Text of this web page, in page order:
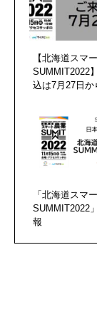
【北海道スマ
SUMMIT2022
込は7月27日か
「北海道スマ
SUMMIT2022
報